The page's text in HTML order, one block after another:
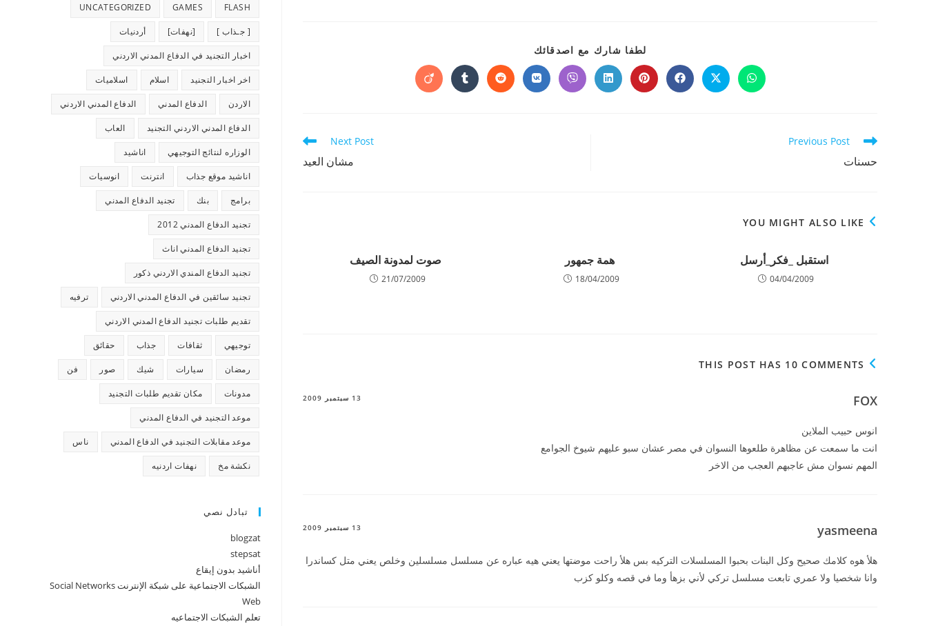
لطفا شارك مع اصدقائك
THIS
CONTENT
Opens
in
Opens
in
Opens
in
Opens
in
Opens
in
Opens
in
Opens
in
Opens
in
Opens
in
Opens
in
Read
more
articles
Previous Post
حسنات
Next Post
مشان العيد
YOU MIGHT ALSO LIKE
صوت لمدونة الصيف
21/07/2009
همة جمهور
18/04/2009
استقبل _فكر_أرسل
04/04/2009
THIS POST HAS 10 COMMENTS
FOX 13 سبتمبر 2009
انوس حبيب الملاين
انت ما سمعت عن مظاهرة طلعوها النسوان في مصر عشان سبو عليهم شيوخ الجوامع
المهم نسوان مش عاجبهم العجب من الاخر
yasmeena 13 سبتمبر 2009
هلأ هوه كلامك صحيح وكل البنات بحبوا المسلسلات التركيه بس هلأ راحت موضتها يعني هيه عباره عن مسلسل مسلسلين وخلص يعني متل كساندرا
وانا شخصيا ولا عمري تابعت مسلسل تركي لأني بزهأ وما في قصه وكلو كزب
FLASH
GAMES
UNCATEGORIZED
[ جـذاب ] [نهفات] أردنيات
اخبار التجنيد في الدفاع المدني الاردني
اخر اخبار التجنيد اسلام اسلاميات
الاردن الدفاع المدني الدفاع المدني الاردني
الدفاع المدني الاردني التجنيد العاب
الوزاره لنتائج التوجيهي اناشيد
اناشيد موقع جذاب انترنت انوسيات
برامج بنك تجنيد الدفاع المدني
تجنيد الدفاع المدني 2012
تجنيد الدفاع المدني اناث
تجنيد الدفاع المندي الاردني ذكور
تجنيد سائقين في الدفاع المدني الاردني ترفيه
تقديم طلبات تجنيد الدفاع المدني الاردني
توجيهي ثقافات جذاب حقائق
رمضان سيارات شيك صور فن
مدونات مكان تقديم طلبات التجنيد
موعد التجنيد في الدفاع المدني
موعد مقابلات التجنيد في الدفاع المدني ناس
نكشة مخ نهفات اردنيه
تبادل نصي
blogzat
stepsat
أناشيد بدون إيقاع
الشبكات الاجتماعية على شبكة الإنترنت Social Networks
Web
تعلم الشبكات الاجتماعيه